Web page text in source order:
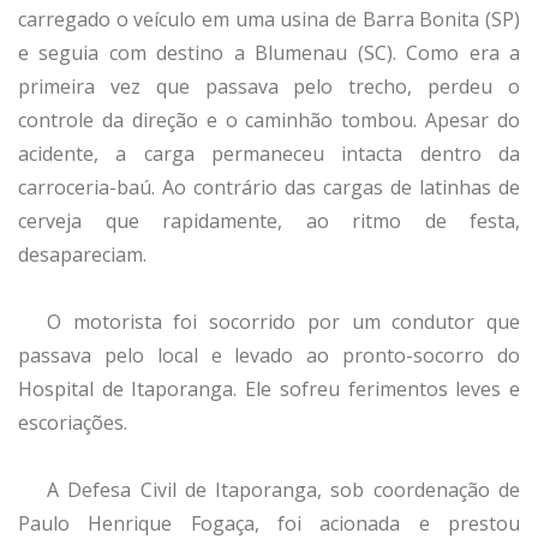
carregado o veículo em uma usina de Barra Bonita (SP)
e seguia com destino a Blumenau (SC). Como era a
primeira vez que passava pelo trecho, perdeu o
controle da direção e o caminhão tombou. Apesar do
acidente, a carga permaneceu intacta dentro da
carroceria-baú. Ao contrário das cargas de latinhas de
cerveja que rapidamente, ao ritmo de festa,
desapareciam.
O motorista foi socorrido por um condutor que
passava pelo local e levado ao pronto-socorro do
Hospital de Itaporanga. Ele sofreu ferimentos leves e
escoriações.
A Defesa Civil de Itaporanga, sob coordenação de
Paulo Henrique Fogaça, foi acionada e prestou